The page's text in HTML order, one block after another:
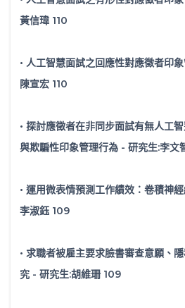
黃信瑋 110
• 人工智慧面試之回應性對應徵者印
陳宣宏 110
• 探討應徵者在非同步面試有無人工
與欺騙性印象管理行為 - 研究生:李文
• 運用微表情預測工作績效：卷積神
李淑鈺 109
• 求職者被雇主要求臉書審查意願、
究 - 研究生:胡維珊 109